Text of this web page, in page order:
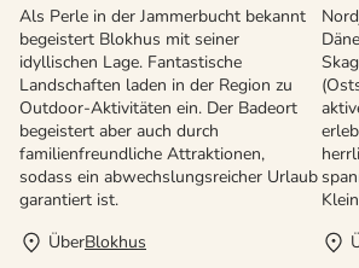
Als Perle in der Jammerbucht bekannt
begeistert Blokhus mit seiner
idyllischen Lage. Fantastische
Landschaften laden in der Region zu
Outdoor-Aktivitäten ein. Der Badeort
begeistert aber auch durch
familienfreundliche Attraktionen,
sodass ein abwechslungsreicher Urlaub
garantiert ist.
ÜberBlokhus